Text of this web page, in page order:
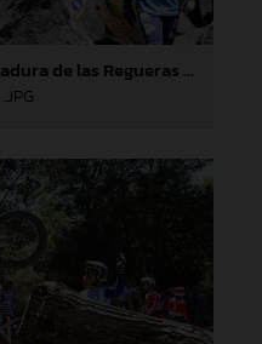
Gil Vila_4ª y 5ª Prueba_Pobladura de las Regueras (León)
.JPG